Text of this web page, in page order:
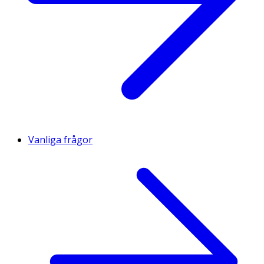
Vanliga frågor